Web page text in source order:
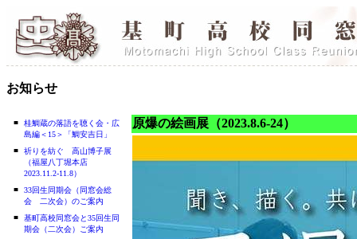
お知らせ
■
桂鯛蔵の落語を聴く会・広
島編＜15＞「鯛安吉日」
■
祈りを紡ぐ 高山博子展
（福屋八丁堀本店
2023.11.2-11.8）
■
33回生同期会（同窓会総
会 二次会）のご案内
■
基町高校同窓会と35回生同
期会（二次会）ご案内
原爆の絵画展（2023.8.6-24）